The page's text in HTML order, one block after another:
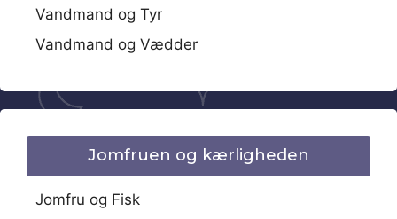
Vandmand og Tyr
Vandmand og Vædder
Jomfruen og kærligheden
Jomfru og Fisk